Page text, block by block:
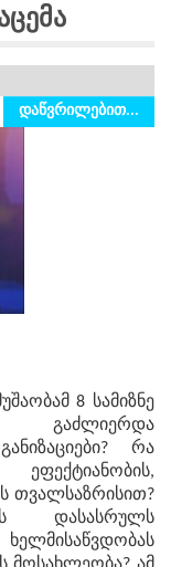
დაწვრილებით...
8 სამიზნე
გაძლიერდა
რა
თვალსაზრისით?
დასასრულს